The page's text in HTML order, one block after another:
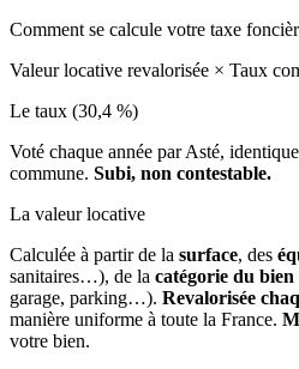
Comment se calcule votre taxe
Valeur locative revalorisée × Taux
Le taux (30,4 %)
Voté chaque année par Asté,
commune. Subi, non contestable.
La valeur locative
Calculée à partir de la surface, des
sanitaires…), de la catégorie du bien
garage, parking…). Revalorisée
manière uniforme à toute la France.
votre bien.